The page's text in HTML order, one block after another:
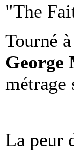
"The
Tourné à
George
métrage
La peur